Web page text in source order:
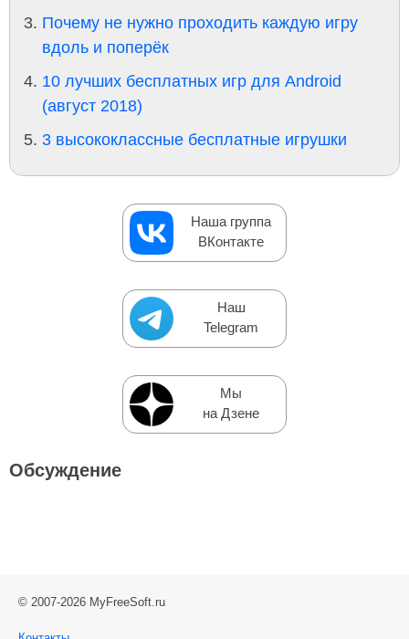
Почему не нужно проходить каждую игру
вдоль и поперёк
10 лучших бесплатных игр для Android
(август 2018)
3 высококлассные бесплатные игрушки
Наша группа
ВКонтакте
Наш
Telegram
Мы
на Дзене
Обсуждение
© 2007-2026 MyFreeSoft.ru